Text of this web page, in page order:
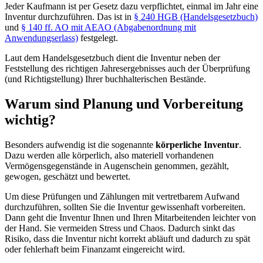
Jeder Kaufmann ist per Gesetz dazu verpflichtet, einmal im Jahr eine
Inventur durchzuführen. Das ist in § 240 HGB (Handelsgesetzbuch)
und § 140 ff. AO mit AEAO (Abgabenordnung mit
Anwendungserlass) festgelegt.
Laut dem Handelsgesetzbuch dient die Inventur neben der
Feststellung des richtigen Jahresergebnisses auch der Überprüfung
(und Richtigstellung) Ihrer buchhalterischen Bestände.
Warum sind Planung und Vorbereitung
wichtig?
Besonders aufwendig ist die sogenannte körperliche Inventur.
Dazu werden alle körperlich, also materiell vorhandenen
Vermögensgegenstände in Augenschein genommen, gezählt,
gewogen, geschätzt und bewertet.
Um diese Prüfungen und Zählungen mit vertretbarem Aufwand
durchzuführen, sollten Sie die Inventur gewissenhaft vorbereiten.
Dann geht die Inventur Ihnen und Ihren Mitarbeitenden leichter von
der Hand. Sie vermeiden Stress und Chaos. Dadurch sinkt das
Risiko, dass die Inventur nicht korrekt abläuft und dadurch zu spät
oder fehlerhaft beim Finanzamt eingereicht wird.